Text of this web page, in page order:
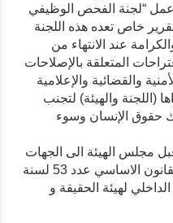
عمل “لجنة الفحص الوظيفي
خاص تعده هذه اللجنة
عند الانتهاء من
المتعلقة بالإصلاحات
والقضائية والإعلامية
(اللجنة والهيئة) لتجنب
حقوق الإنسان وسوء
مجلس الهيئة الى الجهات
المختصة (الفصلان 43 و 67 من القانون الاساسي عدد 53 لسنة
من النظام الداخلي لهيئة الحقيقة و